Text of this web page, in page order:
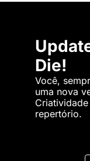
Die!
Você,
uma nova
Criatividade
repertório.